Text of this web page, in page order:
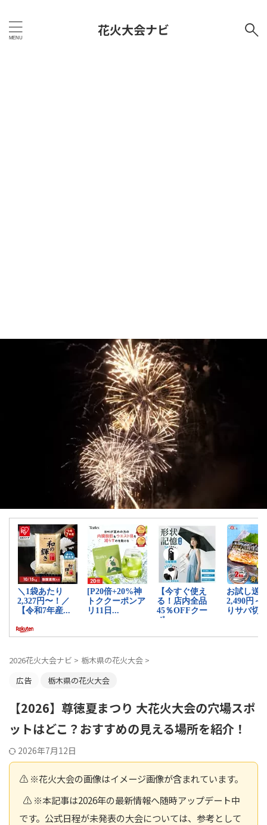
花火大会ナビ
2026花火大会ナビ > 栃木県の花火大会 >
広告
栃木県の花火大会
【2026】尊徳夏まつり 大花火大会の穴場スポ
ットはどこ？おすすめの見える場所を紹介！
2026年7月12日
⚠️ ※花火大会の画像はイメージ画像が含まれています。
⚠️ ※本記事は2026年の最新情報へ随時アップデート中
です。公式日程が未発表の大会については、参考として